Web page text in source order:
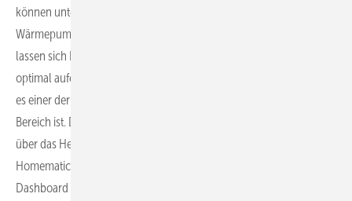
können unterschiedlichste Geräte angebunden werden:
Wärmepumpen, Wechselrichter, Wallboxen und vieles mehr. So
lassen sich Energieerzeugung, -verbrauch und -speicherung
optimal aufeinander abstimmen. Wir setzen deshalb auf ­EEBus, weil
es einer der bekanntesten Kommunikationsstandards in diesem
Bereich ist. Der Austausch der Informationen findet grundsätzlich
über das Heimnetzwerk statt und alle Informationen laufen in der
Homematic IP Home Control Unit zusammen. Über das Energie-
Dashboard unserer App kann der Nutzer genaue Informationen